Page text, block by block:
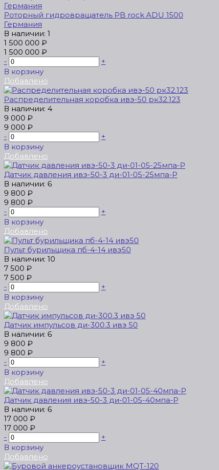
Роторный гидровращатель PB rock ADU 1500
Германия
В наличии: 1
1 500 000 ₽
1 500 000 ₽
-
+
В корзину
Добавлено
Распределительная коробка ивэ-50 рк32.123
В наличии: 4
9 000 ₽
9 000 ₽
-
+
В корзину
Добавлено
Датчик давления ивэ-50-3 ди-01-05-25мпа-Р
В наличии: 6
9 800 ₽
9 800 ₽
-
+
В корзину
Добавлено
Пульт бурильщика пб-4-14 ивэ50
В наличии: 10
7 500 ₽
7 500 ₽
-
+
В корзину
Добавлено
Датчик импульсов ди-300.3 ивэ 50
В наличии: 6
9 800 ₽
9 800 ₽
-
+
В корзину
Добавлено
Датчик давления ивэ-50-3 ди-01-05-40мпа-Р
В наличии: 6
17 000 ₽
17 000 ₽
-
+
В корзину
Добавлено